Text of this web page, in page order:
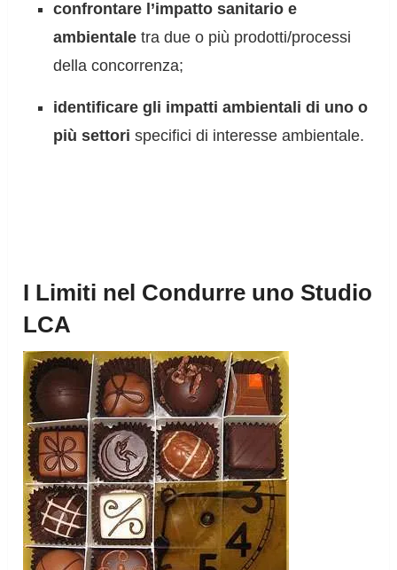
confrontare l’impatto sanitario e
ambientale tra due o più prodotti/processi
della concorrenza;
identificare gli impatti ambientali di uno o
più settori specifici di interesse ambientale.
I Limiti nel Condurre uno Studio
LCA